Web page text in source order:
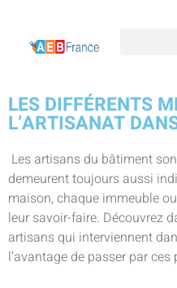
LES DIFFÉRENTS
L’ARTISANAT
Les artisans du bâtiment
demeurent toujours aussi
maison, chaque immeuble
leur savoir-faire. Découvrez
artisans qui interviennent
l’avantage de passer par